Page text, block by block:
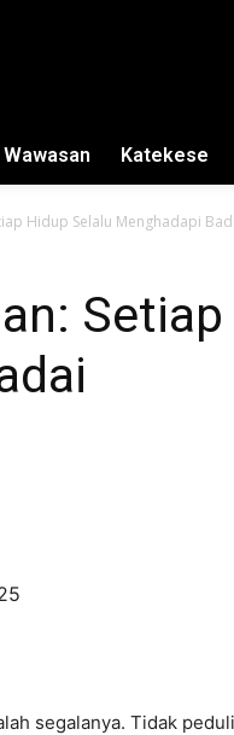
Katekese
Hidup Selalu Menghadapi
segalanya. Tidak